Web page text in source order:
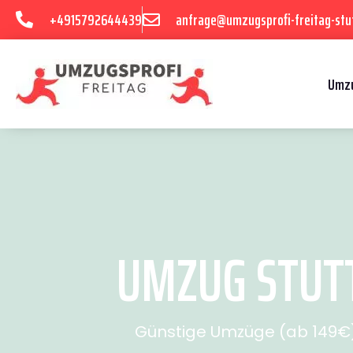
+4915792644439 anfrage@umzugsprofi-freitag-
UMZUG
Günstige Umzüge (ab